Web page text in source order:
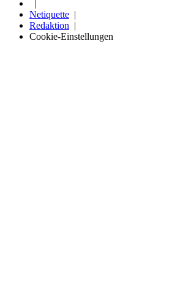
Netiquette
Redaktion
Cookie-Einstellungen